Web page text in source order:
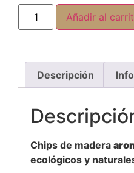
Añadir al
Descripción
Chips de madera
ecológicos y